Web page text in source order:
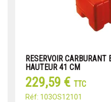
RESERVOIR
HAUTEUR 41 CM
229,59 € TTC
Réf: 103OS12101